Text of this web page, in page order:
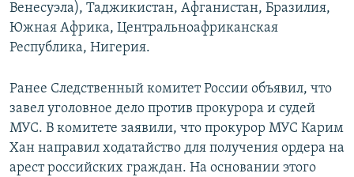
Венесуэла), Таджикистан, Афганистан, Бразилия,
Южная Африка, Центральноафриканская
Республика, Нигерия.
Ранее Следственный комитет России объявил, что
завел уголовное дело против прокурора и судей
МУС. В комитете заявили, что прокурор МУС Карим
Хан направил ходатайство для получения ордера на
арест российских граждан. На основании этого